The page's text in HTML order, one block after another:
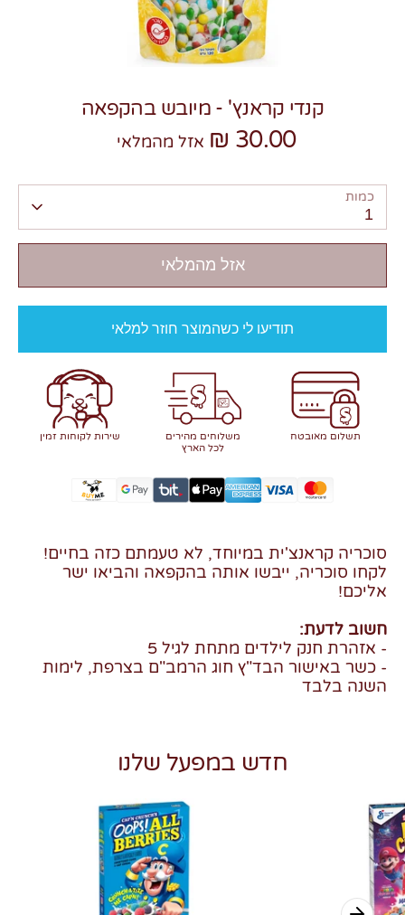
קנדי קראנץ' - מיובש בהקפאה
30.00 ₪ אזל מהמלאי
כמות
1
אזל מהמלאי
תודיעו לי כשהמוצר חוזר למלאי
תשלום מאובטח
משלוחים מהירים
לכל הארץ
שירות לקוחות זמין
סוכריה קראנצ'ית במיוחד, לא טעמתם כזה בחיים!
לקחו סוכריה, ייבשו אותה בהקפאה והביאו ישר
אליכם!
חשוב לדעת:
- אזהרת חנק לילדים מתחת לגיל 5
- כשר באישור הבד"ץ חוג הרמב"ם בצרפת, לימות
השנה בלבד
חדש במפעל שלנו